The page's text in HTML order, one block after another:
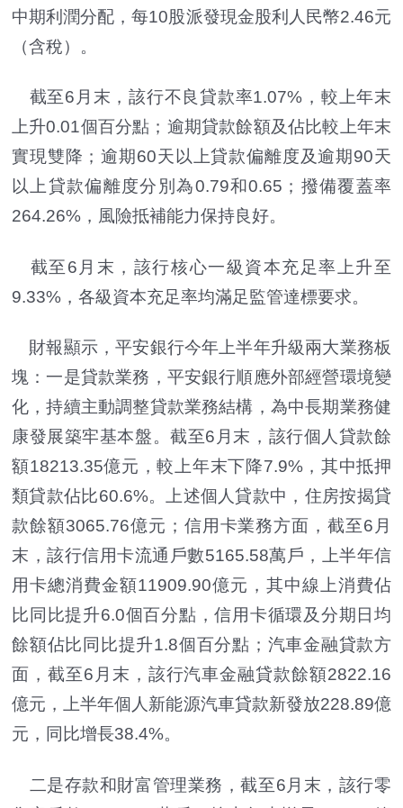
中期利潤分配，每10股派發現金股利人民幣2.46元
（含稅）。
截至6月末，該行不良貸款率1.07%，較上年末
上升0.01個百分點；逾期貸款餘額及佔比較上年末
實現雙降；逾期60天以上貸款偏離度及逾期90天
以上貸款偏離度分別為0.79和0.65；撥備覆蓋率
264.26%，風險抵補能力保持良好。
截至6月末，該行核心一級資本充足率上升至
9.33%，各級資本充足率均滿足監管達標要求。
財報顯示，平安銀行今年上半年升級兩大業務板
塊：一是貸款業務，平安銀行順應外部經營環境變
化，持續主動調整貸款業務結構，為中長期業務健
康發展築牢基本盤。截至6月末，該行個人貸款餘
額18213.35億元，較上年末下降7.9%，其中抵押
類貸款佔比60.6%。上述個人貸款中，住房按揭貸
款餘額3065.76億元；信用卡業務方面，截至6月
末，該行信用卡流通戶數5165.58萬戶，上半年信
用卡總消費金額11909.90億元，其中線上消費佔
比同比提升6.0個百分點，信用卡循環及分期日均
餘額佔比同比提升1.8個百分點；汽車金融貸款方
面，截至6月末，該行汽車金融貸款餘額2822.16
億元，上半年個人新能源汽車貸款新發放228.89億
元，同比增長38.4%。
二是存款和財富管理業務，截至6月末，該行零